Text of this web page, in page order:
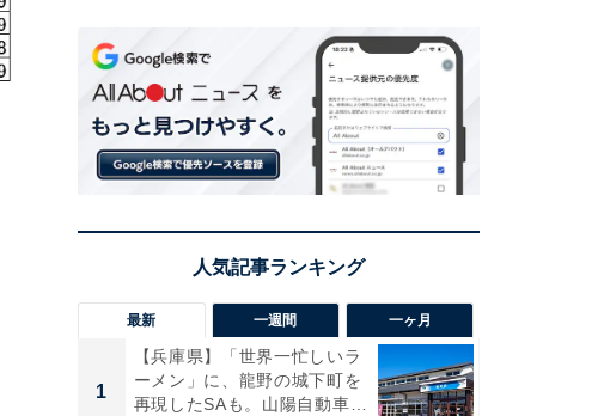
最新 一週間 一ヶ月
1
【兵庫県】「世界一忙しいラ
ーメン」に、龍野の城下町を
再現したSAも。山陽自動車